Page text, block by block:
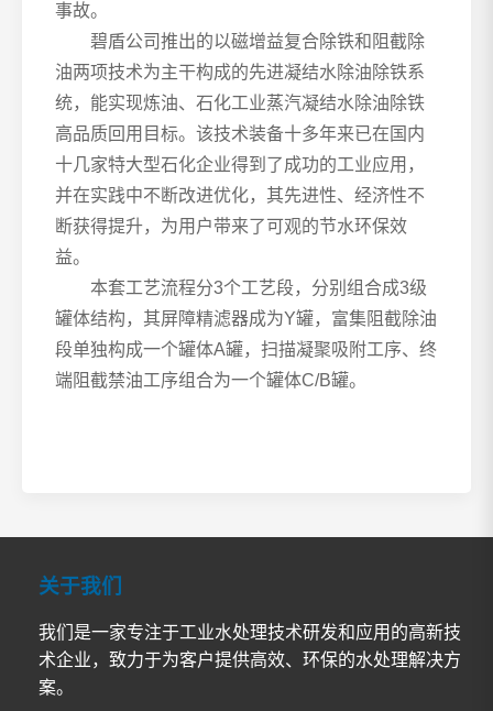
事故。
碧盾公司推出的以磁增益复合除铁和阻截除
油两项技术为主干构成的先进凝结水除油除铁系
统，能实现炼油、石化工业蒸汽凝结水除油除铁
高品质回用目标。该技术装备十多年来已在国内
十几家特大型石化企业得到了成功的工业应用，
并在实践中不断改进优化，其先进性、经济性不
断获得提升，为用户带来了可观的节水环保效
益。
本套工艺流程分3个工艺段，分别组合成3级
罐体结构，其屏障精滤器成为Y罐，富集阻截除油
段单独构成一个罐体A罐，扫描凝聚吸附工序、终
端阻截禁油工序组合为一个罐体C/B罐。
关于我们
我们是一家专注于工业水处理技术研发和应用的高新技
术企业，致力于为客户提供高效、环保的水处理解决方
案。